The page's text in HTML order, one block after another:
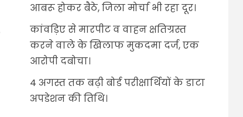
आबरू होकर बैठे, जिला मोर्चा भी रहा दूर।
कांवड़िए से मारपीट व वाहन क्षतिग्रस्त
करने वाले के खिलाफ मुकदमा दर्ज, एक
आरोपी दबोचा।
4 अगस्त तक बढ़ी बोर्ड परीक्षार्थियों के डाटा
अपडेशन की तिथि।